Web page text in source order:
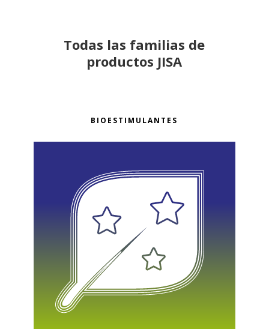
Todas las familias de
productos JISA
BIOESTIMULANTES